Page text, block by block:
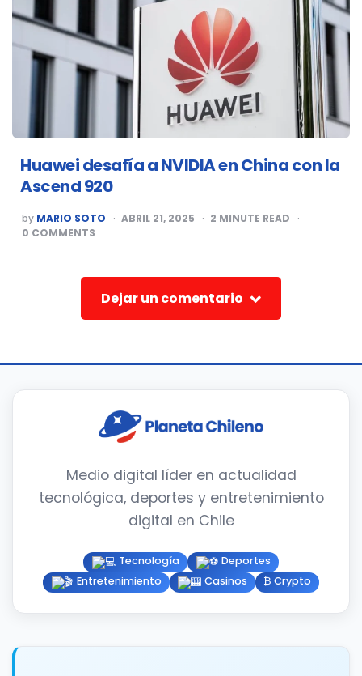
Huawei desafía a NVIDIA en China con la
Ascend 920
POSTED
BY
by MARIO SOTO ABRIL 21, 2025 2 MINUTE READ
0 COMMENTS
Dejar un comentario
Medio digital líder en actualidad
tecnológica, deportes y entretenimiento
digital en Chile
Tecnología
Deportes
Entretenimiento
Casinos ₿ Crypto